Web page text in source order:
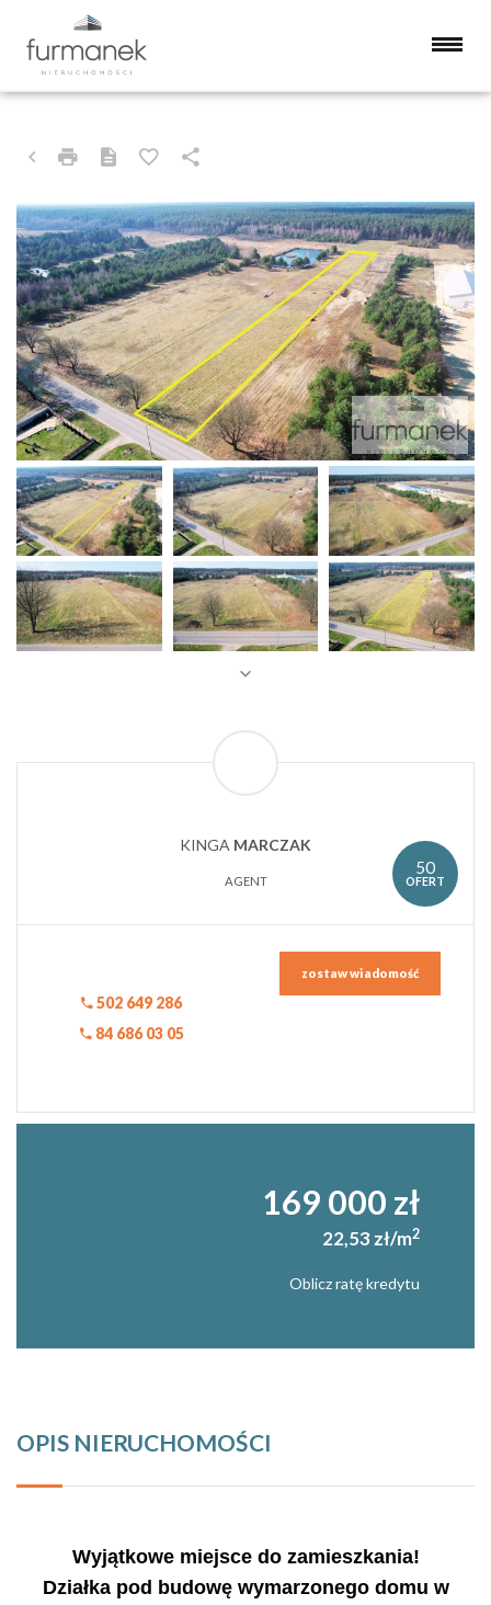
BIŁGORAJ (GW), KORYTKÓW DUŻY
DZIAŁKA NA SPRZEDAŻ
50
OFERT
KINGA MARCZAK
AGENT
502 649 286
84 686 03 05
zostaw wiadomość
169 000 zł
22,53 zł/m2
Oblicz ratę kredytu
OPIS NIERUCHOMOŚCI
Wyjątkowe miejsce do zamieszkania!
Działka pod budowę wymarzonego domu w